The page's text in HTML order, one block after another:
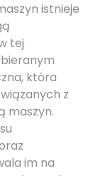
istnieje
tej
która
z
maszyn.
im na